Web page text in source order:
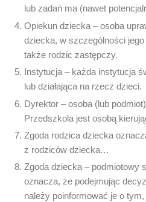
lub zadań ma (nawet
Opiekun dziecka – osoba
dziecka, w szczególności
także rodzic zastępczy.
Instytucja – każda instytucja
lub działająca na rzecz dzieci.
Dyrektor – osoba (lub
Przedszkola jest osobą
Zgoda rodzica dziecka
z rodziców dziecka…
Zgoda dziecka – podmiotowy
oznacza, że podejmując
należy poinformować je o